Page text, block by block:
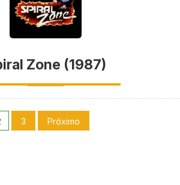
Zone (1987)
3 Próximo